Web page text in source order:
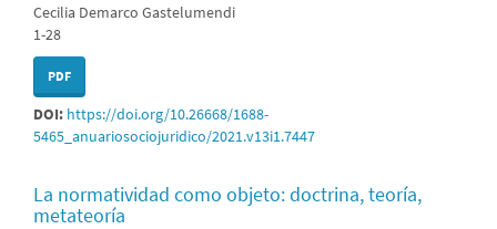
Cecilia Demarco Gastelumendi
1-28
PDF
DOI: https://doi.org/10.26668/1688-
5465_anuariosociojuridico/2021.v13i1.7447
La normatividad como objeto: doctrina, teoría,
metateoría